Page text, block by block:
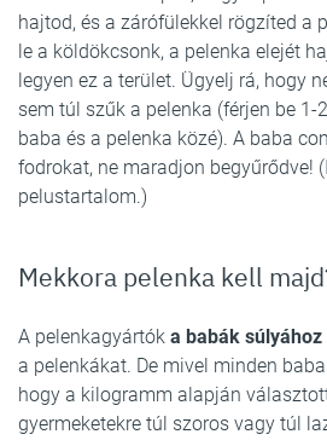
hajtod, és a zárófülekkel rögzíted a
le a köldökcsonk, a pelenka elejét
legyen ez a terület. Ügyelj rá, hogy
sem túl szűk a pelenka (férjen be 1-
baba és a pelenka közé). A baba
fodrokat, ne maradjon begyűrődve!
pelustartalom.)
Mekkora pelenka kell
A pelenkagyártók a babák
a pelenkákat. De mivel minden
hogy a kilogramm alapján
gyermeketekre túl szoros vagy túl